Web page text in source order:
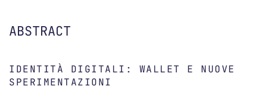
ABSTRACT
IDENTITÀ DIGITALI: WALLET E NUOVE
SPERIMENTAZIONI